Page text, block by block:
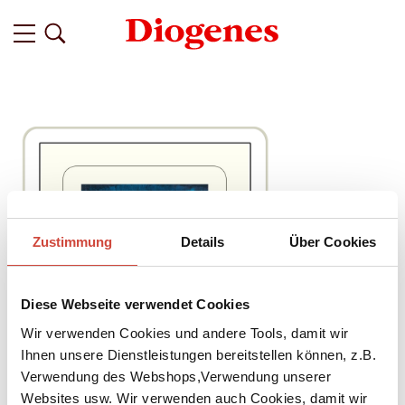
Zustimmung Details Über Cookies
Diese Webseite verwendet Cookies
Wir verwenden Cookies und andere Tools, damit wir
Ihnen unsere Dienstleistungen bereitstellen können, z.B.
Verwendung des Webshops,Verwendung unserer
Websites usw. Wir verwenden auch Cookies, damit wir